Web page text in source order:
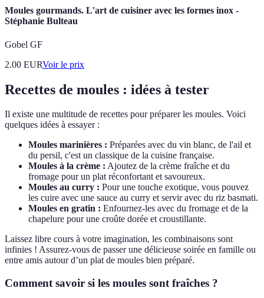
Moules gourmands. L'art de cuisiner avec les formes inox -
Stéphanie Bulteau
Gobel GF
2.00 EURVoir le prix
Recettes de moules : idées à tester
Il existe une multitude de recettes pour préparer les moules. Voici
quelques idées à essayer :
Moules marinières : Préparées avec du vin blanc, de l'ail et
du persil, c'est un classique de la cuisine française.
Moules à la crème : Ajoutez de la crème fraîche et du
fromage pour un plat réconfortant et savoureux.
Moules au curry : Pour une touche exotique, vous pouvez
les cuire avec une sauce au curry et servir avec du riz basmati.
Moules en gratin : Enfournez-les avec du fromage et de la
chapelure pour une croûte dorée et croustillante.
Laissez libre cours à votre imagination, les combinaisons sont
infinies ! Assurez-vous de passer une délicieuse soirée en famille ou
entre amis autour d’un plat de moules bien préparé.
Comment savoir si les moules sont fraîches ?